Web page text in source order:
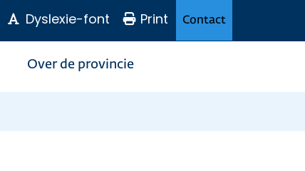
Dyslexie-font Print Contact
Over de provincie